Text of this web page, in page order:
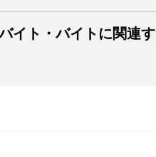
イト・バイトに関連